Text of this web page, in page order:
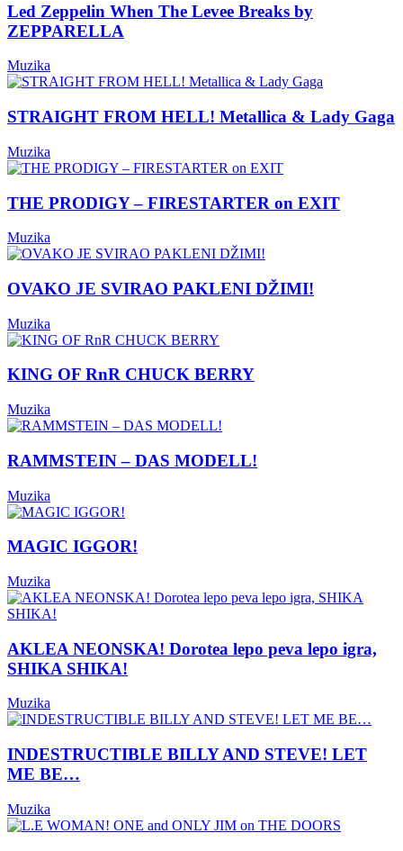
Led Zeppelin When The Levee Breaks by
ZEPPARELLA
Muzika
STRAIGHT FROM HELL! Metallica & Lady Gaga
Muzika
THE PRODIGY – FIRESTARTER on EXIT
Muzika
OVAKO JE SVIRAO PAKLENI DŽIMI!
Muzika
KING OF RnR CHUCK BERRY
Muzika
RAMMSTEIN – DAS MODELL!
Muzika
MAGIC IGGOR!
Muzika
AKLEA NEONSKA! Dorotea lepo peva lepo igra,
SHIKA SHIKA!
Muzika
INDESTRUCTIBLE BILLY AND STEVE! LET
ME BE…
Muzika